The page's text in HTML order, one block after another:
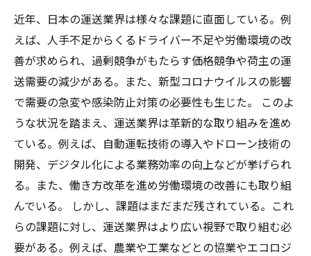
近年、日本の運送業界は様々な課題に直面している。例
えば、人手不足からくるドライバー不足や労働環境の改
善が求められ、過剰競争がもたらす価格競争や荷主の運
送需要の減少がある。また、新型コロナウイルスの影響
で需要の急変や感染防止対策の必要性も生じた。 このよ
うな状況を踏まえ、運送業界は革新的な取り組みを進め
ている。例えば、自動運転技術の導入やドローン技術の
開発、デジタル化による業務効率の向上などが挙げられ
る。また、働き方改革を進め労働環境の改善にも取り組
んでいる。 しかし、課題はまだまだ残されている。これ
らの課題に対し、運送業界はより広い視野で取り組む必
要がある。例えば、農業や工業などとの協業やエコロジ